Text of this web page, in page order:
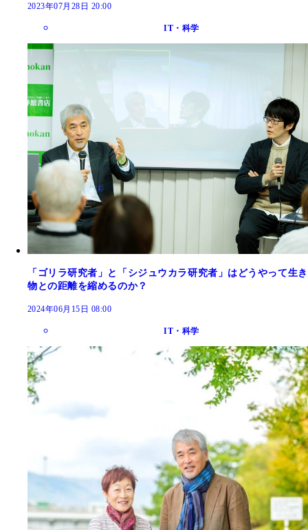
2023年07月28日 20:00
IT・科学
「ゴリラ研究者」と「シジュウカラ研究者」はどうやって生き
物との距離を縮めるのか？
2024年06月15日 08:00
IT・科学